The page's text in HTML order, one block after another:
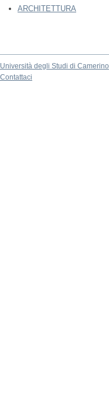
ARCHITETTURA
Università degli Studi di Camerino
Contattaci